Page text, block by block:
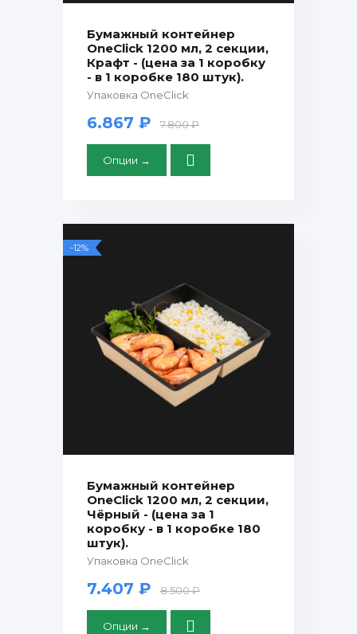
Бумажный контейнер
OneClick 1200 мл, 2 секции,
Крафт - (цена за 1 коробку
- в 1 коробке 180 штук).
Упаковка OneClick
6.867 ₽ 7.800 ₽
Опции →
-12%
Бумажный контейнер
OneClick 1200 мл, 2 секции,
Чёрный - (цена за 1
коробку - в 1 коробке 180
штук).
Упаковка OneClick
7.407 ₽ 8.500 ₽
Опции →